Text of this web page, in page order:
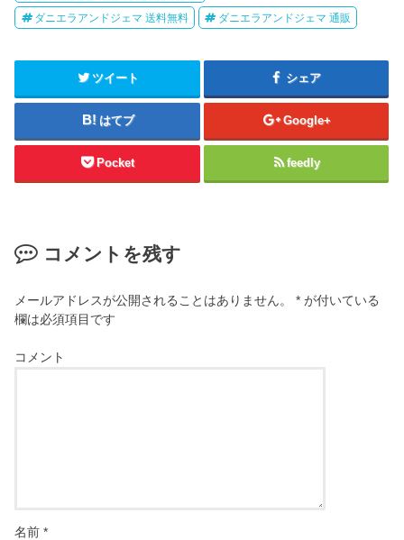
ダニエラアンドジェマ 送料無料 ダニエラアンドジェマ 通販
ツイート シェア
はてブ Google+
Pocket feedly
コメントを残す
メールアドレスが公開されることはありません。 * が付いている
欄は必須項目です
コメント
名前*